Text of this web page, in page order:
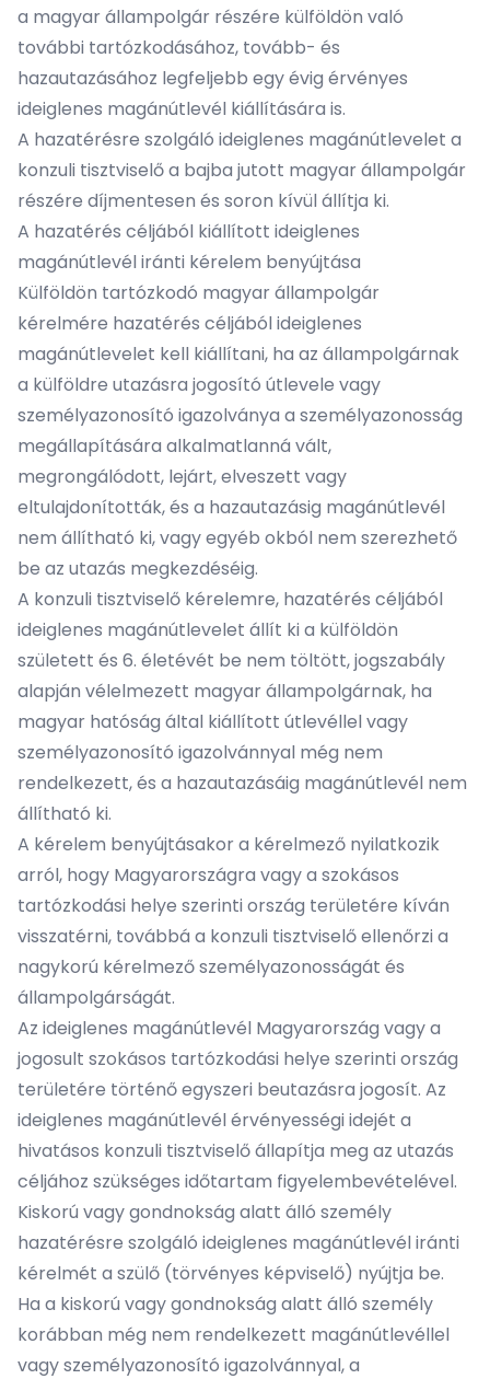
a magyar állampolgár részére külföldön való
további tartózkodásához, tovább- és
hazautazásához legfeljebb egy évig érvényes
ideiglenes magánútlevél kiállítására is.
A hazatérésre szolgáló ideiglenes magánútlevelet a
konzuli tisztviselő a bajba jutott magyar állampolgár
részére díjmentesen és soron kívül állítja ki.
A hazatérés céljából kiállított ideiglenes
magánútlevél iránti kérelem benyújtása
Külföldön tartózkodó magyar állampolgár
kérelmére hazatérés céljából ideiglenes
magánútlevelet kell kiállítani, ha az állampolgárnak
a külföldre utazásra jogosító útlevele vagy
személyazonosító igazolványa a személyazonosság
megállapítására alkalmatlanná vált,
megrongálódott, lejárt, elveszett vagy
eltulajdonították, és a hazautazásig magánútlevél
nem állítható ki, vagy egyéb okból nem szerezhető
be az utazás megkezdéséig.
A konzuli tisztviselő kérelemre, hazatérés céljából
ideiglenes magánútlevelet állít ki a külföldön
született és 6. életévét be nem töltött, jogszabály
alapján vélelmezett magyar állampolgárnak, ha
magyar hatóság által kiállított útlevéllel vagy
személyazonosító igazolvánnyal még nem
rendelkezett, és a hazautazásáig magánútlevél nem
állítható ki.
A kérelem benyújtásakor a kérelmező nyilatkozik
arról, hogy Magyarországra vagy a szokásos
tartózkodási helye szerinti ország területére kíván
visszatérni, továbbá a konzuli tisztviselő ellenőrzi a
nagykorú kérelmező személyazonosságát és
állampolgárságát.
Az ideiglenes magánútlevél Magyarország vagy a
jogosult szokásos tartózkodási helye szerinti ország
területére történő egyszeri beutazásra jogosít. Az
ideiglenes magánútlevél érvényességi idejét a
hivatásos konzuli tisztviselő állapítja meg az utazás
céljához szükséges időtartam figyelembevételével.
Kiskorú vagy gondnokság alatt álló személy
hazatérésre szolgáló ideiglenes magánútlevél iránti
kérelmét a szülő (törvényes képviselő) nyújtja be.
Ha a kiskorú vagy gondnokság alatt álló személy
korábban még nem rendelkezett magánútlevéllel
vagy személyazonosító igazolvánnyal, a